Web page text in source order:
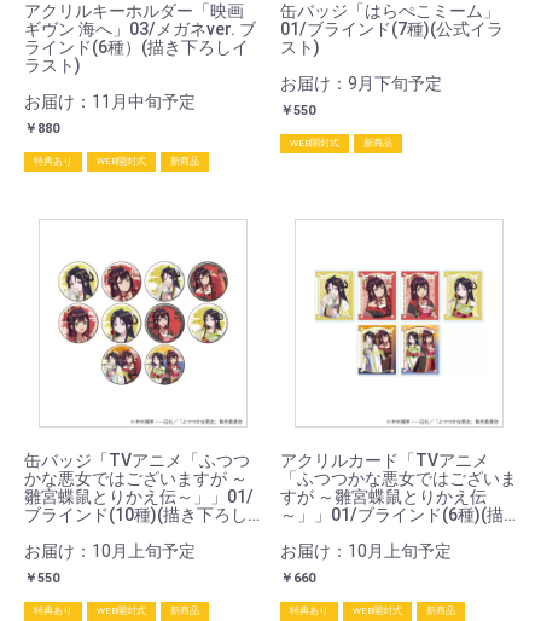
アクリルキーホルダー「映画
ギヴン 海へ」03/メガネver. ブ
ラインド(6種）(描き下ろしイ
ラスト)
お届け：11月中旬予定
￥880
特典あり WEB開封式 新商品
缶バッジ「はらぺこミーム」
01/ブラインド(7種)(公式イラ
スト)
お届け：9月下旬予定
￥550
WEB開封式 新商品
缶バッジ「TVアニメ「ふつつ
かな悪女ではございますが ～
雛宮蝶鼠とりかえ伝～」」01/
ブラインド(10種)(描き下ろし
お届け：10月上旬予定
￥550
特典あり WEB開封式 新商品
アクリルカード「TVアニメ
「ふつつかな悪女ではございま
すが ～雛宮蝶鼠とりかえ伝
～」」01/ブラインド(6種)(描
お届け：10月上旬予定
￥660
特典あり WEB開封式 新商品